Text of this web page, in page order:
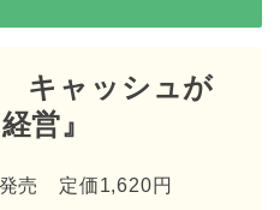
キャッシュが
営』
売 定価1,620円